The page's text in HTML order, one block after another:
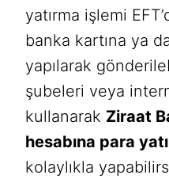
yatırma işlemi
banka kartına ya
yapılarak
şubeleri veya
kullanarak Ziraat
hesabına para
kolaylıkla